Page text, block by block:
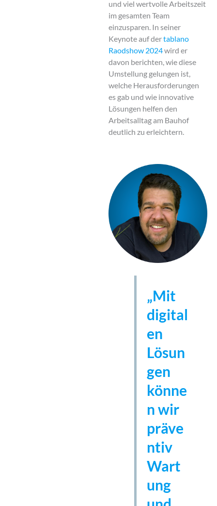
und viel wertvolle Arbeitszeit
im gesamten Team
einzusparen. In seiner
Keynote auf dertablano
Raodshow 2024wird er
davon berichten, wie diese
Umstellung gelungen ist,
welche Herausforderungen
es gab und wie innovative
Lösungen helfen den
Arbeitsalltag am Bauhof
deutlich zu erleichtern.
„Mit
digital
en
Lösun
gen
könne
n wir
präve
ntiv
Wart
ung